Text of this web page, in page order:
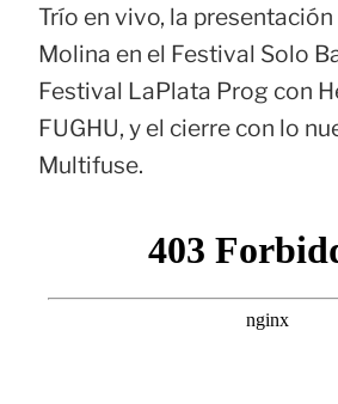
Trío en vivo, la
Molina en el Festival Solo
Festival LaPlata Prog con
FUGHU, y el cierre con lo
Multifuse.